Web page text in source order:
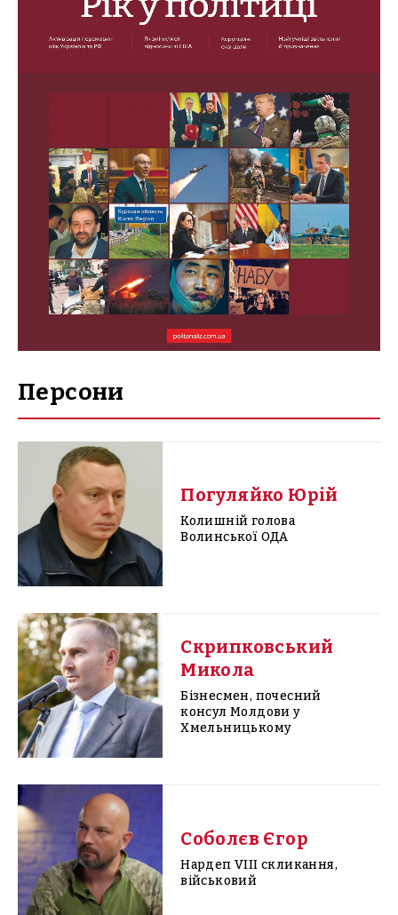
Персони
Погуляйко Юрій
Колишній голова
Волинської ОДА
Скрипковський
Микола
Бізнесмен, почесний
консул Молдови у
Хмельницькому
Соболєв Єгор
Нардеп VIII скликання,
військовий